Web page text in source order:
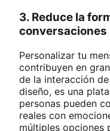
3. Reduce la
conversaciones
Personalizar tu
contribuyen en
de la interacción
diseño, es una
personas pueden
reales con
múltiples opciones